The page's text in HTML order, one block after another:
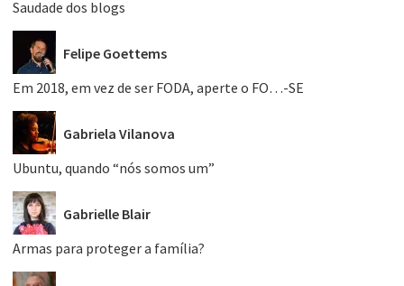
Saudade dos blogs
Felipe Goettems
Em 2018, em vez de ser FODA, aperte o FO…-SE
Gabriela Vilanova
Ubuntu, quando “nós somos um”
Gabrielle Blair
Armas para proteger a família?